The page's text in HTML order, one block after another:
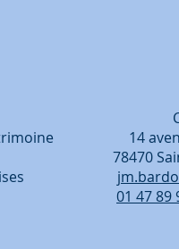
patrimoine 14
78470 Saint-
01 47 89